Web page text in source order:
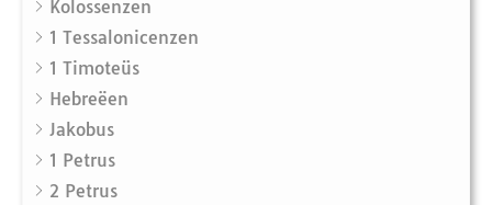
Kolossenzen
1 Tessalonicenzen
1 Timoteüs
Hebreëen
Jakobus
1 Petrus
2 Petrus